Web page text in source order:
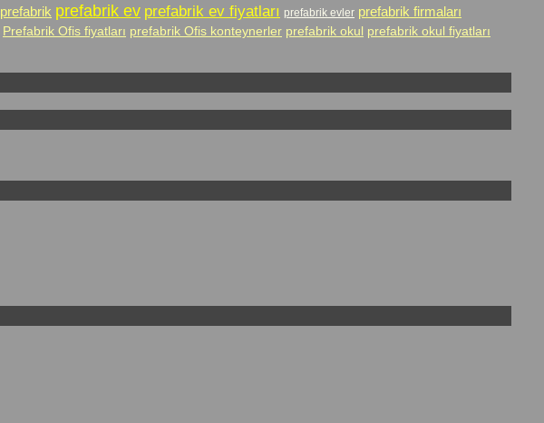
prefabrik prefabrik ev prefabrik ev fiyatları prefabrik evler prefabrik firmaları
Prefabrik Ofis fiyatları prefabrik Ofis konteynerler prefabrik okul prefabrik okul fiyatları